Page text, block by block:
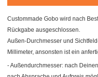
Custommade Gobo wird nach
Rückgabe ausgeschlossen.
Außen-Durchmesser und
Millimeter, ansonsten ist ein
- Außendurchmesser: nach